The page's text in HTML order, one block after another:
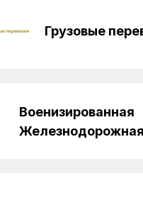
Грузовые
Военизированная